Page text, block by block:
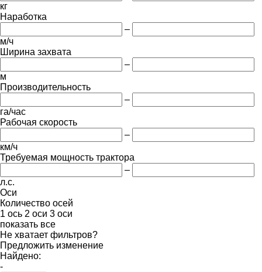
кг
Наработка
–
м/ч
Ширина захвата
–
м
Производительность
–
га/час
Рабочая скорость
–
км/ч
Требуемая мощность трактора
–
л.с.
Оси
Количество осей
1 ось 2 оси 3 оси
показать все
Не хватает фильтров?
Предложить изменение
Найдено:
-